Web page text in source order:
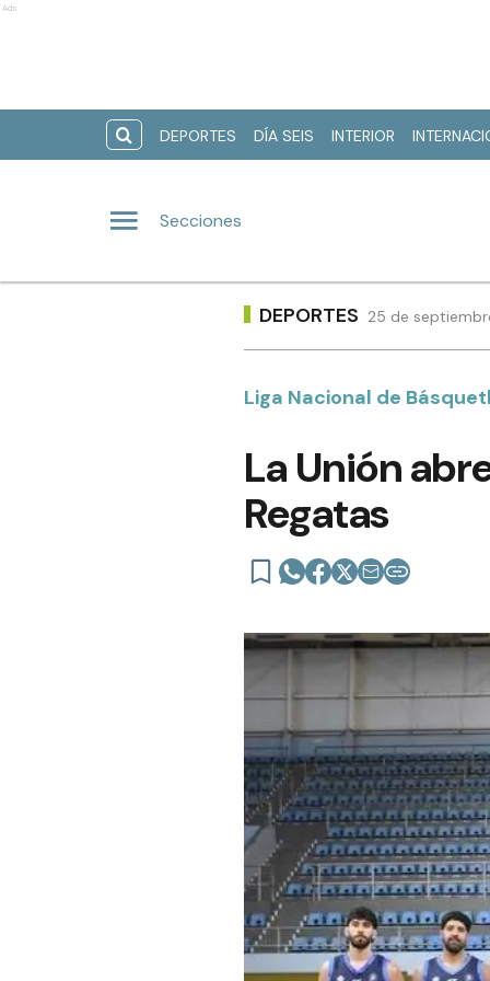
Ads
DEPORTES DÍA SEIS INTERIOR
Secciones
DEPORTES 25 de
Liga Nacional de
La Unión
Regatas